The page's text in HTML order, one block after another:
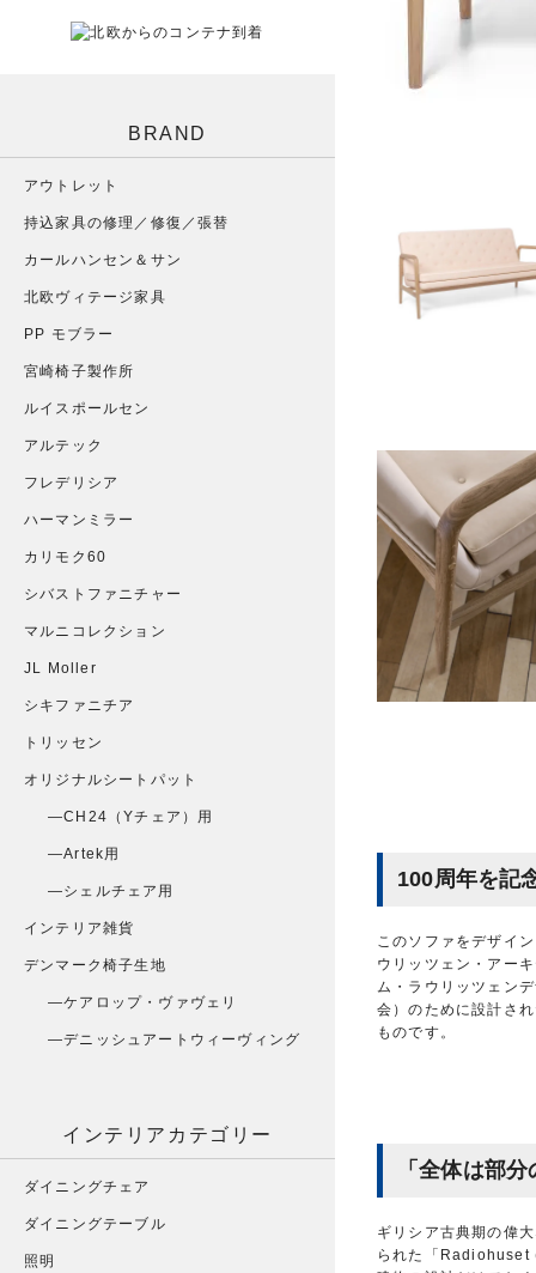
100周年を記
このソファをデザイ
ウリッツェン・アー
ム・ラウリッツェン
会）のために設計さ
ものです。
「全体は部
ギリシア古典期の偉
られた「Radiohuset
BRAND
アウトレット
持込家具の修理／修復／張替
カールハンセン＆サン
北欧ヴィテージ家具
PP モブラー
宮崎椅子製作所
ルイスポールセン
アルテック
フレデリシア
ハーマンミラー
カリモク60
シバストファニチャー
マルニコレクション
JL Moller
シキファニチア
トリッセン
オリジナルシートパット
CH24（Yチェア）用
Artek用
シェルチェア用
インテリア雑貨
デンマーク椅子生地
ケアロップ・ヴァヴェリ
デニッシュアートウィーヴィング
インテリアカテゴリー
ダイニングチェア
ダイニングテーブル
照明